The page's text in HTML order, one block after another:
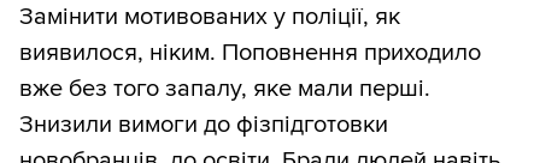
Замінити мотивованих у поліції, як
виявилося, ніким. Поповнення приходило
вже без того запалу, яке мали перші.
Знизили вимоги до фізпідготовки